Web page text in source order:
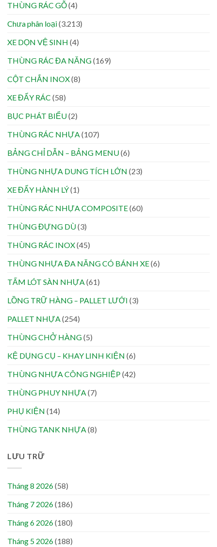
THÙNG RÁC GỖ(4)
Chưa phân loại(3.213)
XE DỌN VỆ SINH (4)
THÙNG RÁC ĐA NĂNG(169)
CỘT CHẮN INOX(8)
XE ĐẨY RÁC (58)
BỤC PHÁT BIỂU(2)
THÙNG RÁC NHỰA(107)
BẢNG CHỈ DẪN – BẢNG MENU(6)
THÙNG NHỰA DUNG TÍCH LỚN (23)
XE ĐẨY HÀNH LÝ(1)
THÙNG RÁC NHỰA COMPOSITE(60)
THÙNG ĐỰNG DÙ(3)
THÙNG RÁC INOX(45)
THÙNG NHỰA ĐA NĂNG CÓ BÁNH XE(6)
TẤM LÓT SÀN NHỰA(61)
LỒNG TRỮ HÀNG – PALLET LƯỚI (3)
PALLET NHỰA(254)
THÙNG CHỞ HÀNG(5)
KỆ DỤNG CỤ – KHAY LINH KIỆN (6)
THÙNG NHỰA CÔNG NGHIỆP(42)
THÙNG PHUY NHỰA(7)
PHỤ KIỆN (14)
THÙNG TANK NHỰA(8)
LƯU TRỮ
Tháng 8 2026(58)
Tháng 7 2026(186)
Tháng 6 2026(180)
Tháng 5 2026(188)